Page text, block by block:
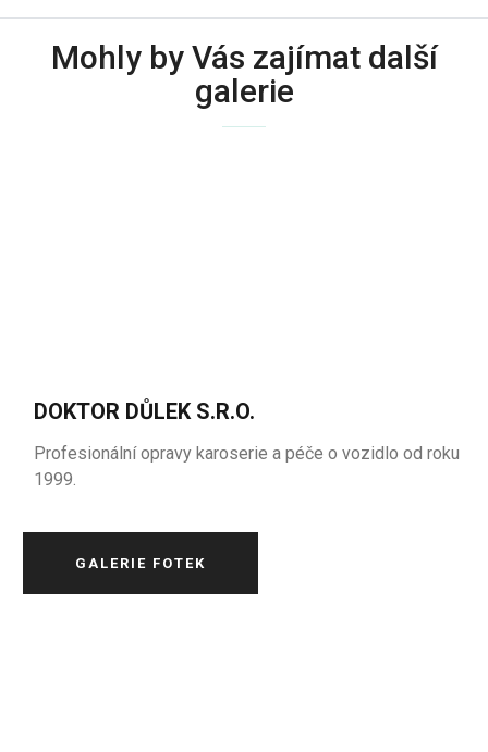
Mohly by Vás zajímat další
galerie
DOKTOR DŮLEK S.R.O.
Profesionální opravy karoserie a péče o vozidlo od roku
1999.
GALERIE FOTEK